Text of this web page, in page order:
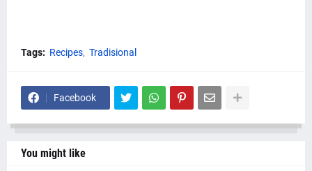
Tags: Recipes Tradisional
Facebook
You might like